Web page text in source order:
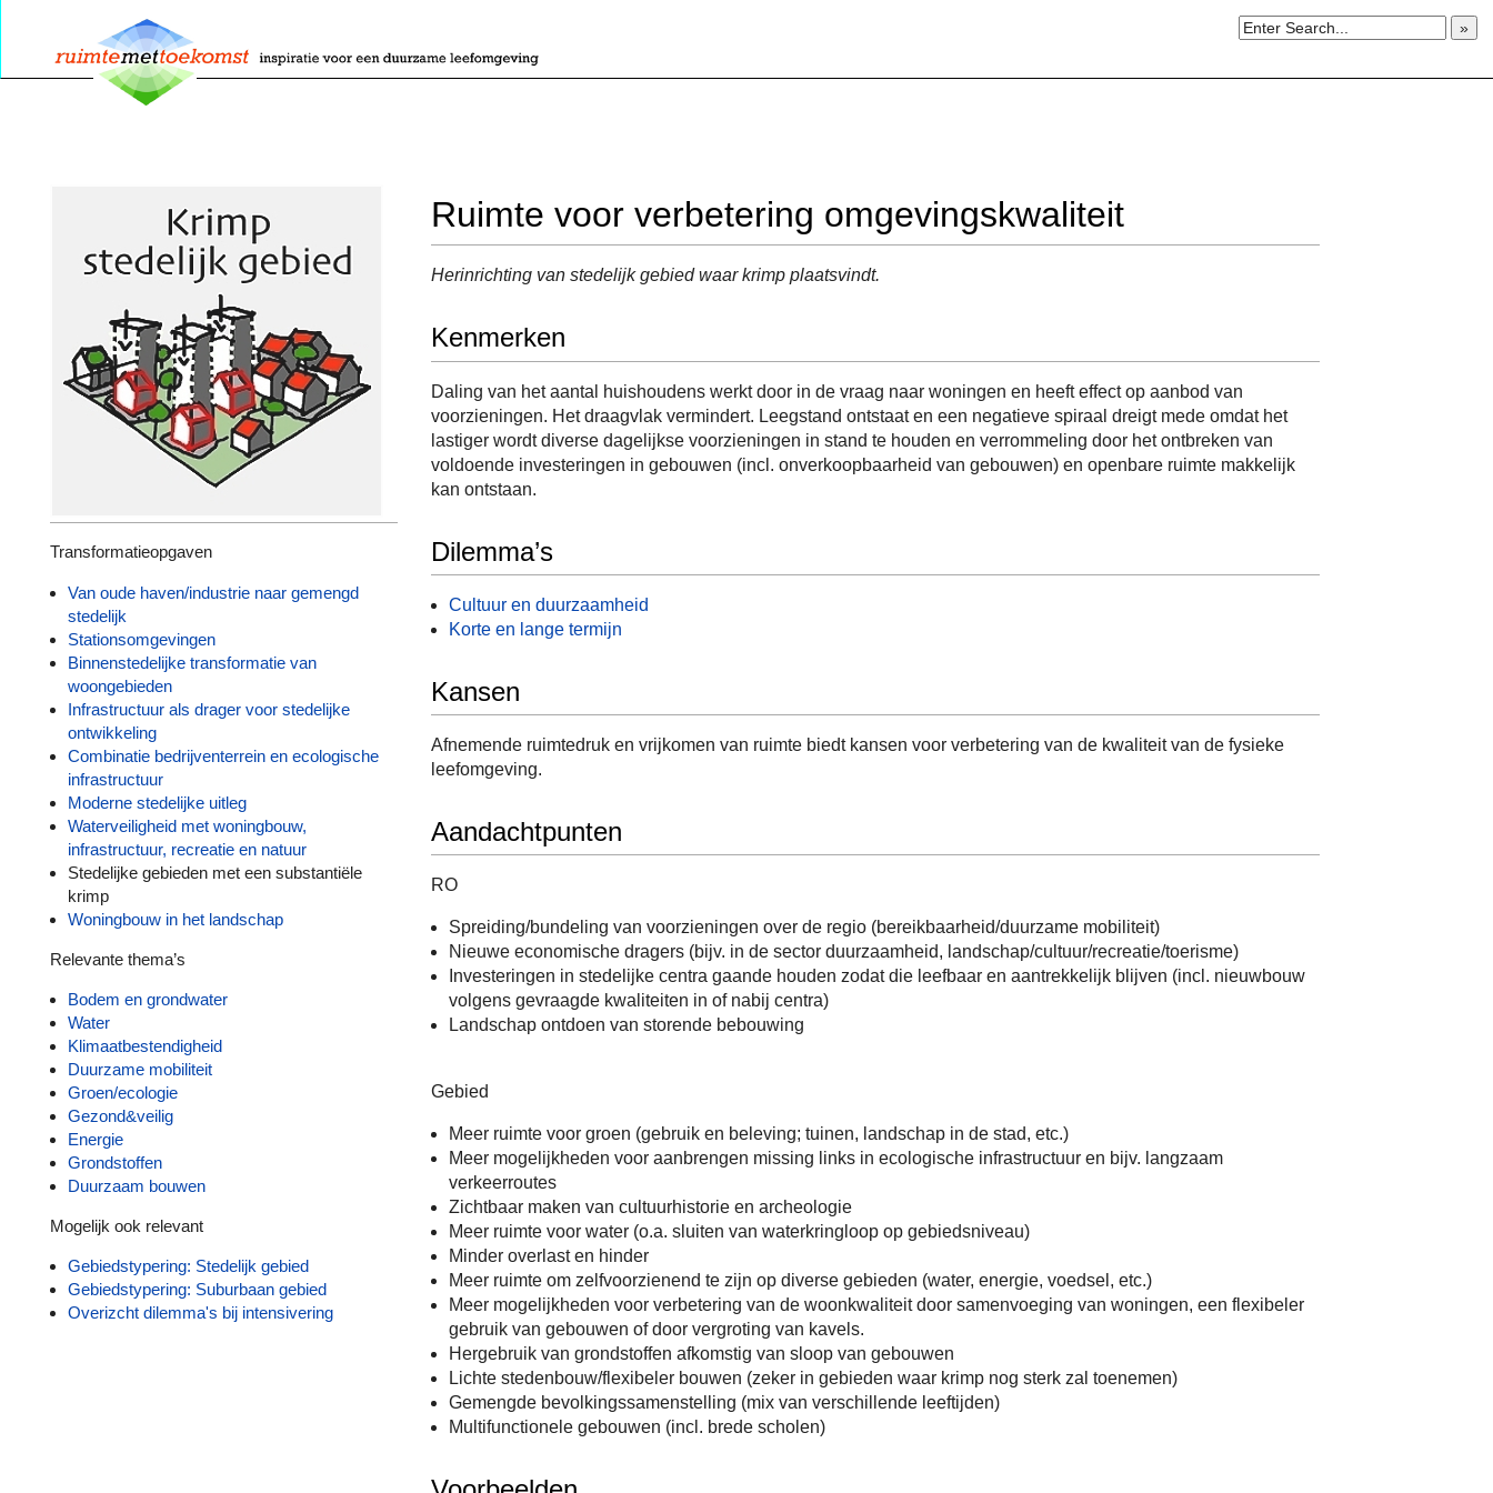
»
Transformatieopgaven
Van oude haven/industrie naar gemengd
stedelijk
Stationsomgevingen
Binnenstedelijke transformatie van
woongebieden
Infrastructuur als drager voor stedelijke
ontwikkeling
Combinatie bedrijventerrein en ecologische
infrastructuur
Moderne stedelijke uitleg
Waterveiligheid met woningbouw,
infrastructuur, recreatie en natuur
Stedelijke gebieden met een substantiële
krimp
Woningbouw in het landschap
Relevante thema’s
Bodem en grondwater
Water
Klimaatbestendigheid
Duurzame mobiliteit
Groen/ecologie
Gezond&veilig
Energie
Grondstoffen
Duurzaam bouwen
Mogelijk ook relevant
Gebiedstypering: Stedelijk gebied
Gebiedstypering: Suburbaan gebied
Overizcht dilemma's bij intensivering
Ruimte voor verbetering omgevingskwaliteit
Herinrichting van stedelijk gebied waar krimp plaatsvindt.
Kenmerken
Daling van het aantal huishoudens werkt door in de vraag naar woningen en heeft effect op aanbod van
voorzieningen. Het draagvlak vermindert. Leegstand ontstaat en een negatieve spiraal dreigt mede omdat het
lastiger wordt diverse dagelijkse voorzieningen in stand te houden en verrommeling door het ontbreken van
voldoende investeringen in gebouwen (incl. onverkoopbaarheid van gebouwen) en openbare ruimte makkelijk
kan ontstaan.
Dilemma’s
Cultuur en duurzaamheid
Korte en lange termijn
Kansen
Afnemende ruimtedruk en vrijkomen van ruimte biedt kansen voor verbetering van de kwaliteit van de fysieke
leefomgeving.
Aandachtpunten
RO
Spreiding/bundeling van voorzieningen over de regio (bereikbaarheid/duurzame mobiliteit)
Nieuwe economische dragers (bijv. in de sector duurzaamheid, landschap/cultuur/recreatie/toerisme)
Investeringen in stedelijke centra gaande houden zodat die leefbaar en aantrekkelijk blijven (incl. nieuwbouw
volgens gevraagde kwaliteiten in of nabij centra)
Landschap ontdoen van storende bebouwing
Gebied
Meer ruimte voor groen (gebruik en beleving; tuinen, landschap in de stad, etc.)
Meer mogelijkheden voor aanbrengen missing links in ecologische infrastructuur en bijv. langzaam
verkeerroutes
Zichtbaar maken van cultuurhistorie en archeologie
Meer ruimte voor water (o.a. sluiten van waterkringloop op gebiedsniveau)
Minder overlast en hinder
Meer ruimte om zelfvoorzienend te zijn op diverse gebieden (water, energie, voedsel, etc.)
Meer mogelijkheden voor verbetering van de woonkwaliteit door samenvoeging van woningen, een flexibeler
gebruik van gebouwen of door vergroting van kavels.
Hergebruik van grondstoffen afkomstig van sloop van gebouwen
Lichte stedenbouw/flexibeler bouwen (zeker in gebieden waar krimp nog sterk zal toenemen)
Gemengde bevolkingssamenstelling (mix van verschillende leeftijden)
Multifunctionele gebouwen (incl. brede scholen)